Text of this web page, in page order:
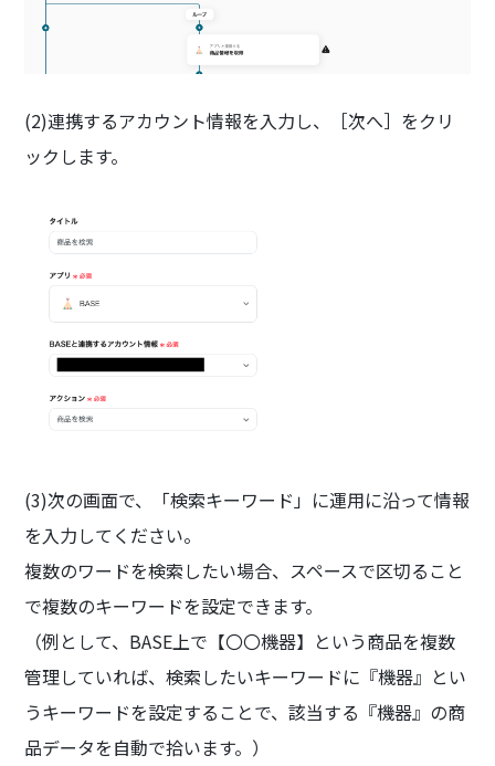
(2)連携するアカウント情報を入力し、［次へ］をクリ
ックします。
(3)次の画面で、「検索キーワード」に運用に沿って情報
を入力してください。
複数のワードを検索したい場合、スペースで区切ること
で複数のキーワードを設定できます。
（例として、BASE上で【〇〇機器】という商品を複数
管理していれば、検索したいキーワードに『機器』とい
うキーワードを設定することで、該当する『機器』の商
品データを自動で拾います。）